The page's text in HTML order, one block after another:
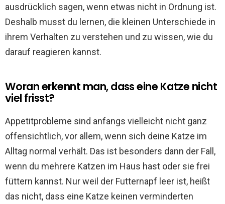
ausdrücklich sagen, wenn etwas nicht in Ordnung ist.
Deshalb musst du lernen, die kleinen Unterschiede in
ihrem Verhalten zu verstehen und zu wissen, wie du
darauf reagieren kannst.
Woran erkennt man, dass eine Katze nicht
viel frisst?
Appetitprobleme sind anfangs vielleicht nicht ganz
offensichtlich, vor allem, wenn sich deine Katze im
Alltag normal verhält. Das ist besonders dann der Fall,
wenn du mehrere Katzen im Haus hast oder sie frei
füttern kannst. Nur weil der Futternapf leer ist, heißt
das nicht, dass eine Katze keinen verminderten